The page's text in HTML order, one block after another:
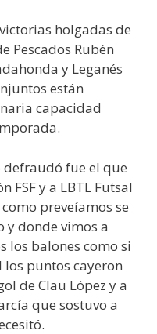
holgadas de
Pescados Rubén
y Leganés
están
capacidad
fue el que
FSF y a LBTL Futsal
preveíamos se
donde vimos a
los balones como si
puntos cayeron
de Clau López y a
que sostuvo a